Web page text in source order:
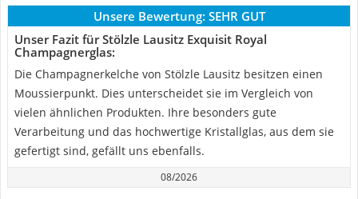
Unsere Bewertung: SEHR GUT
Unser Fazit für Stölzle Lausitz Exquisit Royal
Champagnerglas:
Die Champagnerkelche von Stölzle Lausitz besitzen einen
Moussierpunkt. Dies unterscheidet sie im Vergleich von
vielen ähnlichen Produkten. Ihre besonders gute
Verarbeitung und das hochwertige Kristallglas, aus dem sie
gefertigt sind, gefällt uns ebenfalls.
08/2026